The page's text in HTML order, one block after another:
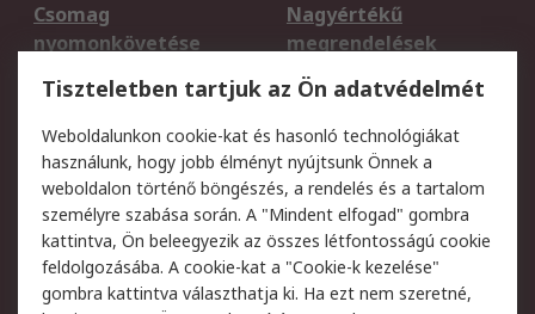
Csomag
nyomonkövetése
Nagyértékű
megrendelések
Regisztráció
Szállítás
Termékvisszaküldés
Szolgáltatások
Jogi
Adatvédelmi
szabályzat
Az RS értékesítési
feltételei
Tiszteletben tartjuk az Ön adatvédelmét
Weboldalunkon cookie-kat és hasonló technológiákat
használunk, hogy jobb élményt nyújtsunk Önnek a
weboldalon történő böngészés, a rendelés és a tartalom
személyre szabása során. A "Mindent elfogad" gombra
kattintva, Ön beleegyezik az összes létfontosságú cookie
feldolgozásába. A cookie-kat a "Cookie-k kezelése"
gombra kattintva választhatja ki. Ha ezt nem szeretné,